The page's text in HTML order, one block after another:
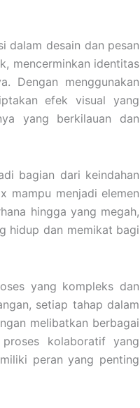
dalam desain dan pesan
mencerminkan identitas
Dengan menggunakan
efek visual yang
yang berkilauan dan
bagian dari keindahan
mampu menjadi elemen
hingga yang megah,
hidup dan memikat bagi
yang kompleks dan
setiap tahap dalam
melibatkan berbagai
kolaboratif yang
peran yang penting